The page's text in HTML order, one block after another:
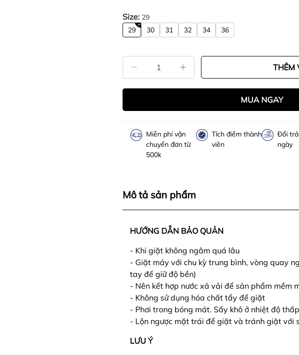
Size: 29
29
30 31 32 34 36
THÊM
MUA NGAY
Miễn phí vận
chuyển đơn từ
500k
Tích điểm thành
viên
Đổi
ngày
Mô tả sản phẩm
HƯỚNG DẪN BẢO QUẢN
- Khi giặt không ngâm quá lâu
- Giặt máy với chu kỳ trung bình, vòng quay
tay để giữ độ bền)
- Nên kết hợp nước xả vải để sản phẩm mềm
- Không sử dụng hóa chất tẩy để giặt
- Phơi trong bóng mát. Sấy khô ở nhiệt độ thấp
- Lộn ngược mặt trái để giặt và tránh giặt với
LƯU Ý